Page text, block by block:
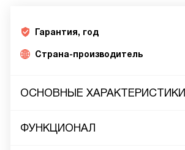
Гарантия, год
Страна-производитель
ОСНОВНЫЕ ХАРАКТЕРИСТИКИ
ФУНКЦИОНАЛ